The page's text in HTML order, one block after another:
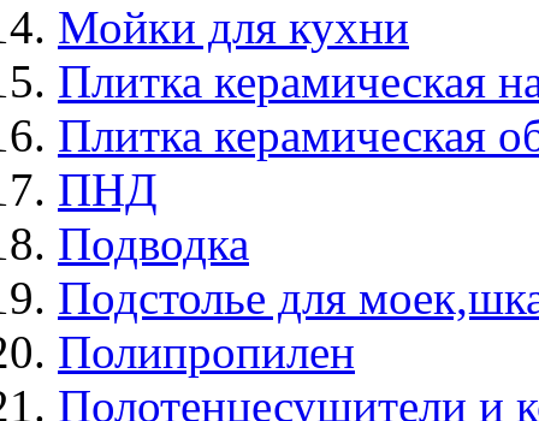
Мойки для кухни
Плитка керамическая
Плитка керамическая
ПНД
Подводка
Подстолье для
Полипропилен
Полотенцесушители и